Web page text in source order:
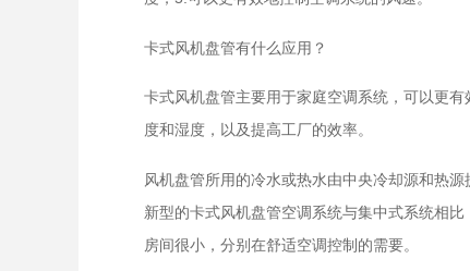
卡式风机盘管有什么应用？
卡式风机盘管主要用于家庭空调系统，可以更
度和湿度，以及提高工厂的效率。
风机盘管所用的冷水或热水由中央冷却源和热
新型的卡式风机盘管空调系统与集中式系统相
房间很小，分别在舒适空调控制的需要。